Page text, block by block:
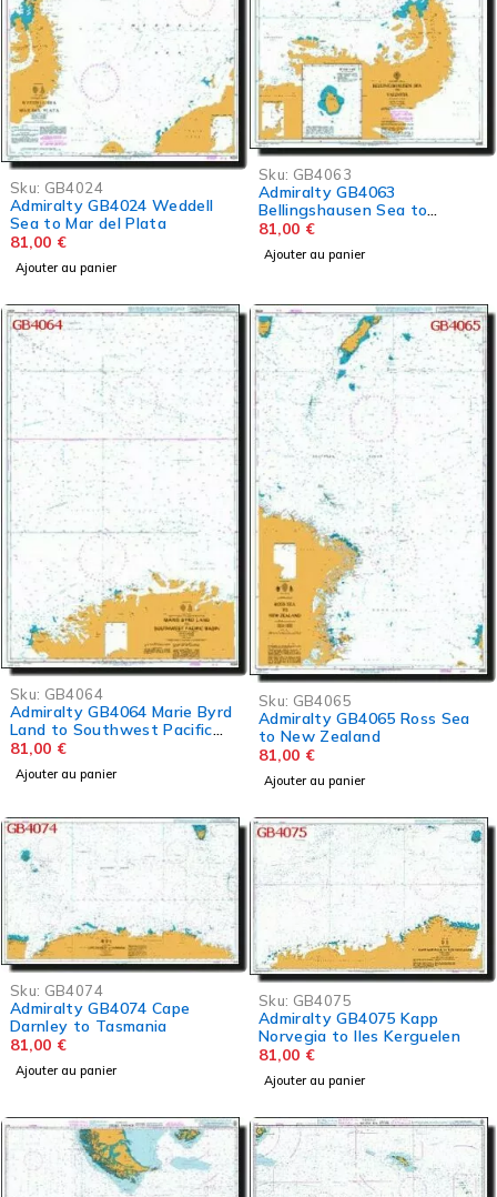
Sku: GB4024
Admiralty GB4024 Weddell
Sea to Mar del Plata
81,00 €
Ajouter au panier
Sku: GB4063
Admiralty GB4063
Bellingshausen Sea to
Valdivia
81,00 €
Ajouter au panier
Sku: GB4064
Admiralty GB4064 Marie Byrd
Land to Southwest Pacific
Basin
81,00 €
Ajouter au panier
Sku: GB4065
Admiralty GB4065 Ross Sea
to New Zealand
81,00 €
Ajouter au panier
Sku: GB4074
Admiralty GB4074 Cape
Darnley to Tasmania
81,00 €
Ajouter au panier
Sku: GB4075
Admiralty GB4075 Kapp
Norvegia to Iles Kerguelen
81,00 €
Ajouter au panier